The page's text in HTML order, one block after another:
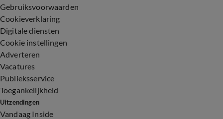
Gebruiksvoorwaarden
Cookieverklaring
Digitale diensten
Cookie instellingen
Adverteren
Vacatures
Publieksservice
Toegankelijkheid
Uitzendingen
Vandaag Inside